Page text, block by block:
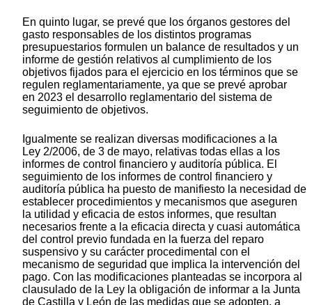
En quinto lugar, se prevé que los órganos gestores del
gasto responsables de los distintos programas
presupuestarios formulen un balance de resultados y un
informe de gestión relativos al cumplimiento de los
objetivos fijados para el ejercicio en los términos que se
regulen reglamentariamente, ya que se prevé aprobar
en 2023 el desarrollo reglamentario del sistema de
seguimiento de objetivos.
Igualmente se realizan diversas modificaciones a la
Ley 2/2006, de 3 de mayo, relativas todas ellas a los
informes de control financiero y auditoría pública. El
seguimiento de los informes de control financiero y
auditoría pública ha puesto de manifiesto la necesidad de
establecer procedimientos y mecanismos que aseguren
la utilidad y eficacia de estos informes, que resultan
necesarios frente a la eficacia directa y cuasi automática
del control previo fundada en la fuerza del reparo
suspensivo y su carácter procedimental con el
mecanismo de seguridad que implica la intervención del
pago. Con las modificaciones planteadas se incorpora al
clausulado de la Ley la obligación de informar a la Junta
de Castilla y León de las medidas que se adopten, a